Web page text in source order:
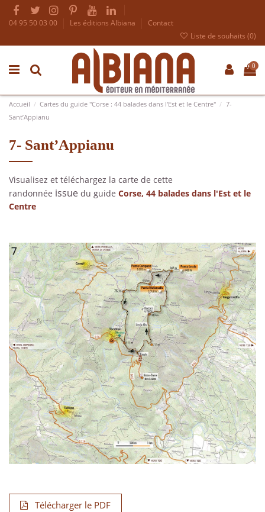
04 95 50 03 00 Les éditions Albiana
Contact
Liste de souhaits (0)
0
Accueil Cartes du guide "Corse : 44 balades dans l'Est et le Centre"
7-
Sant’Appianu
7- Sant’Appianu
Visualisez et téléchargez la carte de cette
randonnée issue du guide Corse, 44 balades dans l'Est et le
Centre
Télécharger le PDF